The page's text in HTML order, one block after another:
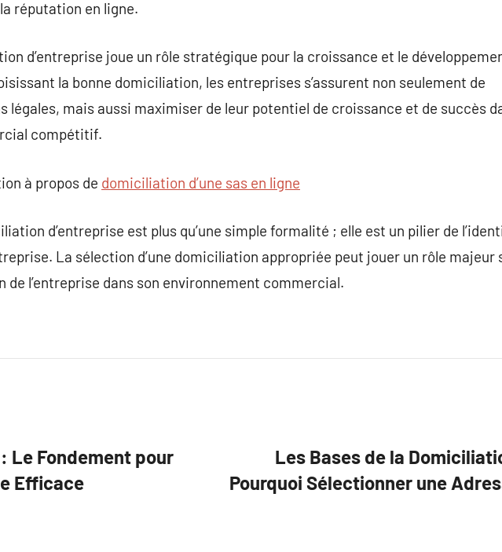
réputation en ligne.
d’entreprise joue un rôle stratégique pour la croissance et le
la bonne domiciliation, les entreprises s’assurent non seulement de
légales, mais aussi maximiser de leur potentiel de croissance et de succès
compétitif.
à propos de domiciliation d’une sas en ligne
d’entreprise est plus qu’une simple formalité ; elle est un pilier de
La sélection d’une domiciliation appropriée peut jouer un rôle majeur
l’entreprise dans son environnement commercial.
Le Fondement pour
Efficace
Les Bases de la
Pourquoi Sélectionner une